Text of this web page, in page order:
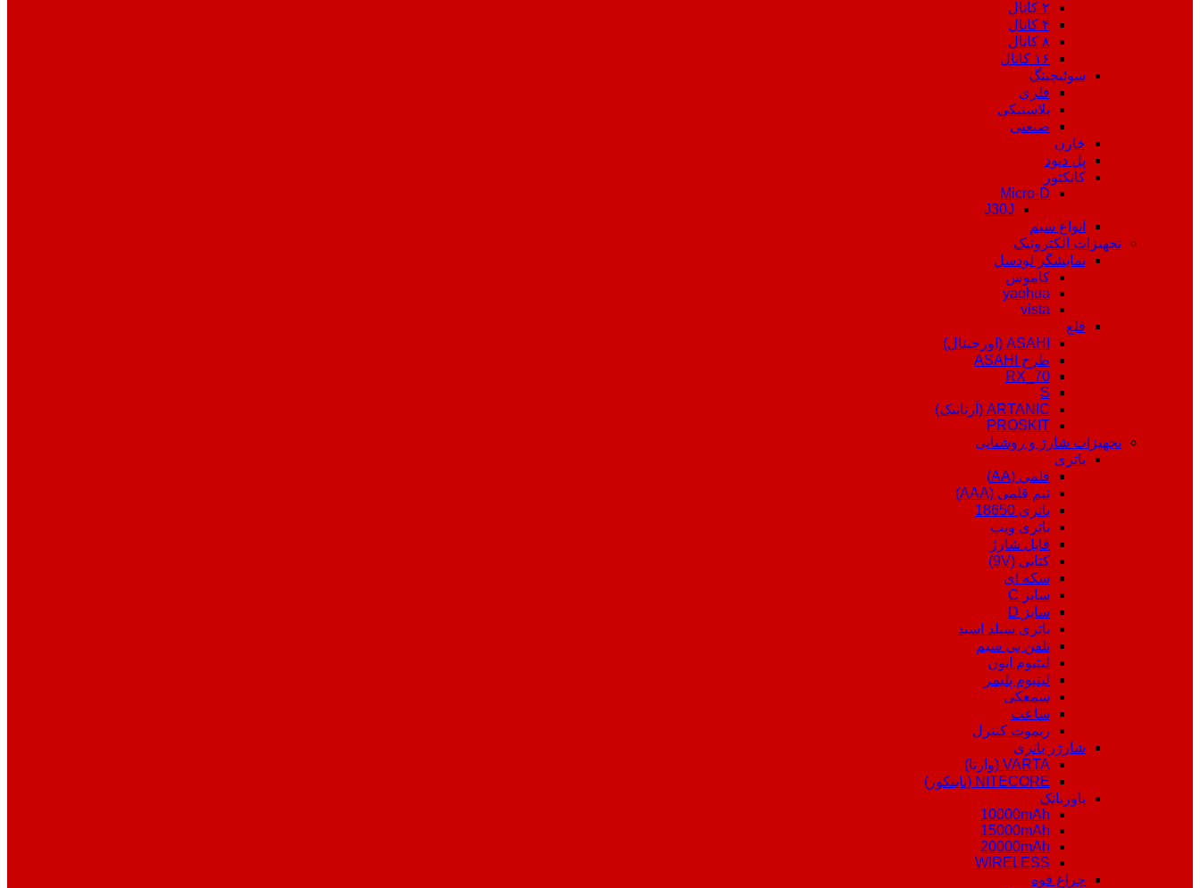
۲ کانال
۴ کانال
۸ کانال
۱۶ کانال
سوئیچینگ
فلزی
پلاستیکی
صنعتی
خازن
پل دیود
کانکتور
Micro-D
J30J
انواع سیم
تجهیزات الکترونیک
نمایشگر لودسل
کاموس
yaohua
vista
قلع
ASAHI (اورجینال)
طرح ASAHI
RX_70
S
ARTANIC (آرتانیک)
PROSKIT
تجهیزات شارژ و روشنایی
باتری
قلمی (AA)
نیم قلمی (AAA)
باتری 18650
باتری ویپ
قابل شارژ
کتابی (9V)
سکه ای
سایز C
سایز D
باتری سیلد اسید
تلفن بی سیم
لیتیوم ایون
لیتیوم پلیمر
سمعکی
ساعت
ریموت کنترل
شارژر باتری
VARTA (وارتا)
NITECORE (نایتکور)
پاوربانک
10000mAh
15000mAh
20000mAh
WIRELESS
چراغ قوه